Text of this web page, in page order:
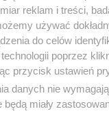
względem
w obsadzie.
reklam i treści,
używać
do celów
poprzez
przycisk ustawień
danych nie
miały